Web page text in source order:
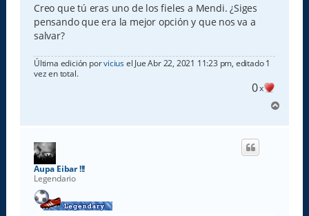
Creo que tú eras uno de los fieles a Mendi. ¿Siges
pensando que era la mejor opción y que nos va a
salvar?
Última edición porviciusel Jue Abr 22, 2021 11:23 pm, editado 1
vez en total.
0x
r
Aupa Eibar !!!
Legendario